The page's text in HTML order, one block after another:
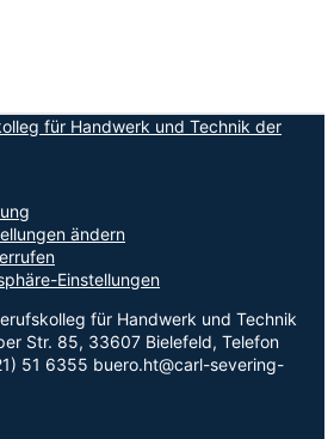
ändern
Einstellungen
für Handwerk und Technik
Str. 85, 33607 Bielefeld, Telefon
51 6355 buero.ht@carl-severing-